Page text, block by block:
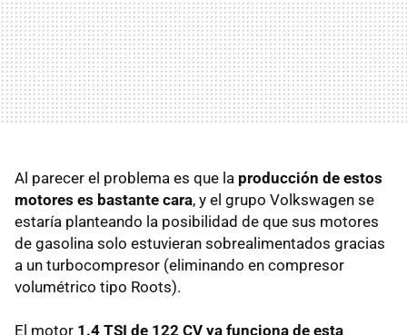
Al parecer el problema es que la producción de estos
motores es bastante cara, y el grupo Volkswagen se
estaría planteando la posibilidad de que sus motores
de gasolina solo estuvieran sobrealimentados gracias
a un turbocompresor (eliminando en compresor
volumétrico tipo Roots).
El motor 1.4 TSI de 122 CV ya funciona de esta